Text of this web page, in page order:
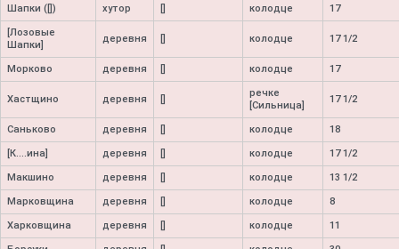
Шапки ([]) хутор колодце 17
[Лозовые
Шапки]
деревня колодце 17 1/2
Морково деревня колодце 17
Хастщино деревня
речке
[Сильница]
17 1/2
Саньково деревня колодце 18
[К....ина] деревня колодце 17 1/2
Макшино деревня колодце 13 1/2
Марковщина деревня колодце 8
Харковщина деревня колодце 11